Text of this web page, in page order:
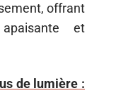
offrant
et
de lumière :